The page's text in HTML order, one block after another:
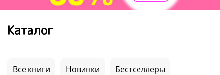
Каталог
Все книги Новинки Бестселлеры